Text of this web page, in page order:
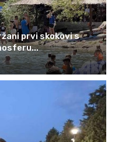
prvi skokovi s